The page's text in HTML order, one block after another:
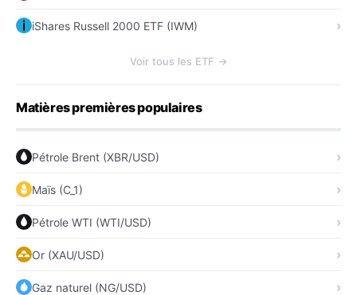
iShares Russell 2000 ETF (IWM)
Voir tous les ETF →
Matières premières populaires
Pétrole Brent (XBR/USD)
Maïs (C_1)
Pétrole WTI (WTI/USD)
Or (XAU/USD)
Gaz naturel (NG/USD)